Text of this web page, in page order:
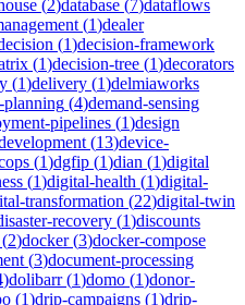
(2)database (7)dataflows
(1)dealer
(1)decision-framework
(1)decision-tree (1)decorators
(1)delivery (1)delmiaworks
planning (4)demand-sensing
pipelines (1)design
(13)device-
(1)dgfip (1)dian (1)digital
(1)digital-health (1)digital-
transformation (22)digital-twin
recovery (1)discounts
(2)docker(3)docker-compose
(3)document-processing
)dolibarr(1)domo (1)donor-
(1)drip-campaigns (1)drip-